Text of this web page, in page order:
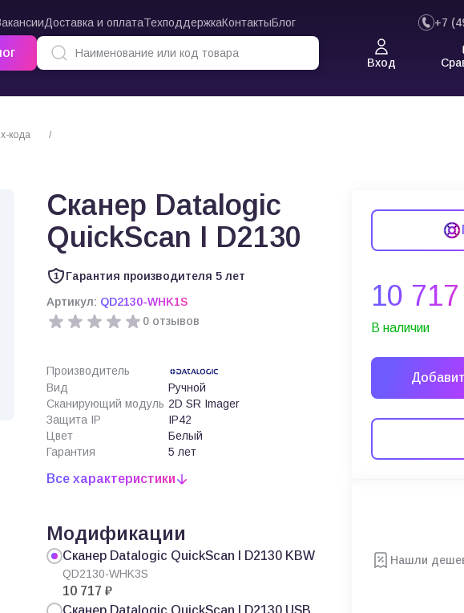
Доставка и оплатаТехподдержкаКонтактыБлог +7
Вход
кода Сканер Datalogic QuickScan I D2130
Сканер Datalogic
QuickScan I D2130
Гарантия производителя 5 лет
Артикул: QD2130-WHK1S
0 отзывов
Производитель
Вид
Ручной
Сканирующий модуль 2D SR Imager
Защита IP
IP42
Цвет
Белый
Гарантия
5 лет
Все характеристики
Модификации
Сканер Datalogic QuickScan I D2130 KBW
QD2130-WHK3S
10 717 ₽
10
В наличии
Нашли